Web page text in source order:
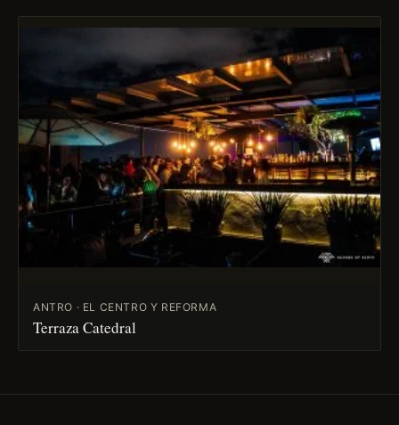
ANTRO · EL CENTRO Y REFORMA
Terraza Catedral